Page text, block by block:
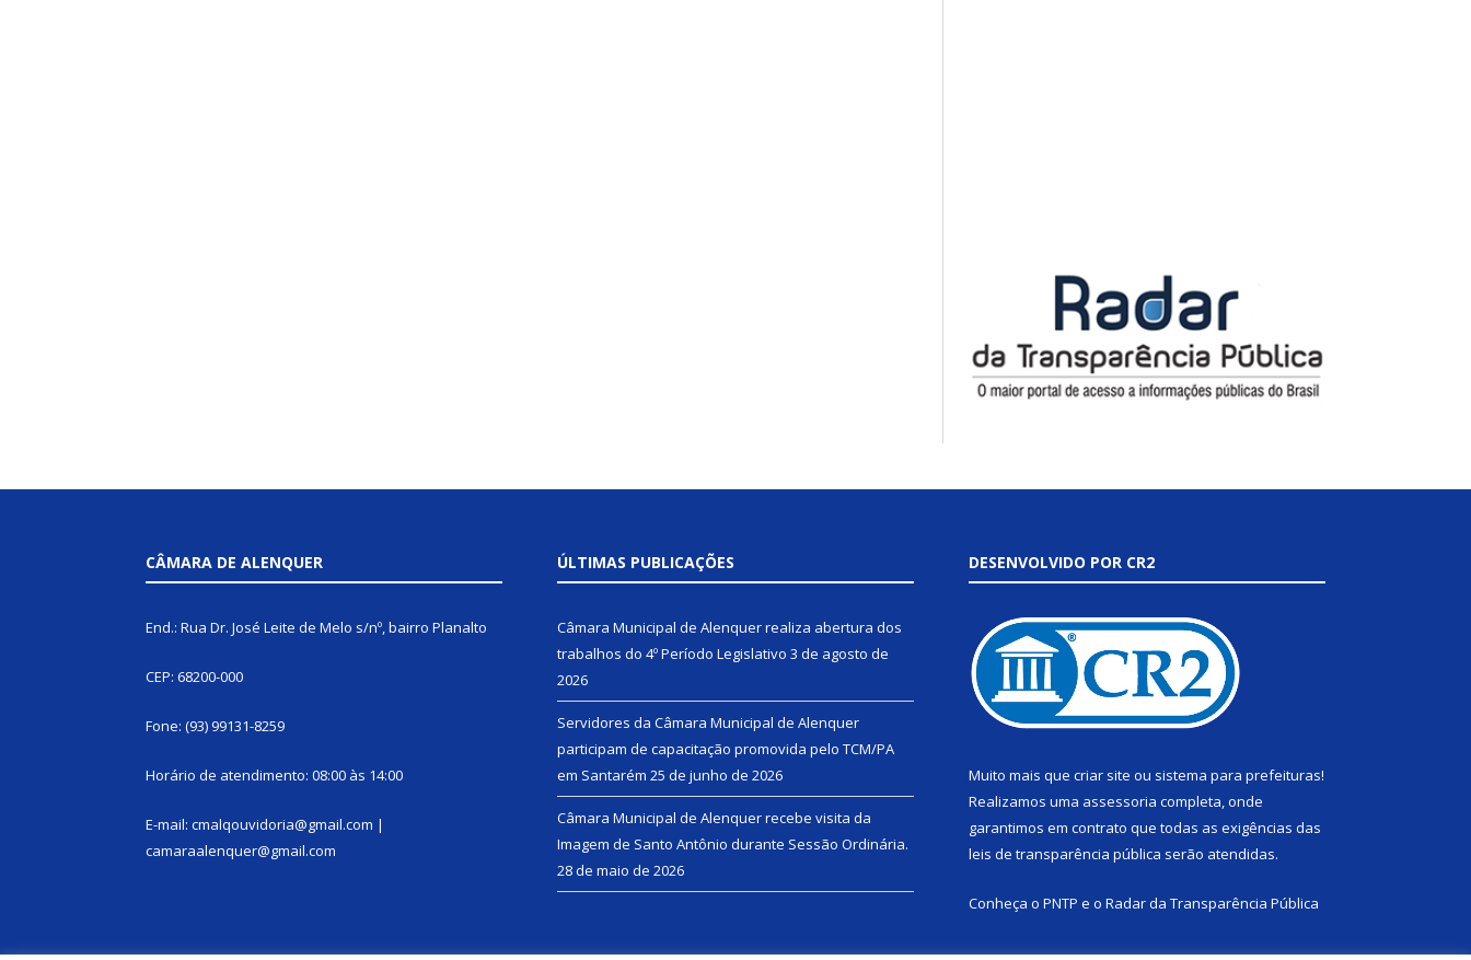
CÂMARA DE ALENQUER
End.: Rua Dr. José Leite de Melo s/nº, bairro Planalto
CEP: 68200-000
Fone: (93) 99131-8259
Horário de atendimento: 08:00 às 14:00
E-mail: cmalqouvidoria@gmail.com |
camaraalenquer@gmail.com
ÚLTIMAS PUBLICAÇÕES
Câmara Municipal de Alenquer realiza abertura dos
trabalhos do 4º Período Legislativo 3 de agosto de
2026
Servidores da Câmara Municipal de Alenquer
participam de capacitação promovida pelo TCM/PA
em Santarém 25 de junho de 2026
Câmara Municipal de Alenquer recebe visita da
Imagem de Santo Antônio durante Sessão Ordinária.
28 de maio de 2026
DESENVOLVIDO POR CR2
Muito mais que criar site ou sistema para prefeituras!
Realizamos uma assessoria completa, onde
garantimos em contrato que todas as exigências das
leis de transparência pública serão atendidas.
Conheça o PNTP e o Radar da Transparência Pública